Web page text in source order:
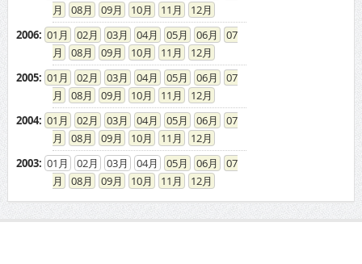
08
09 10 11
12
2006: 01 02 03 04 05 06
07
08
09 10 11
12
2005: 01 02 03 04 05 06
07
08
09 10 11
12
2004: 01 02 03 04 05 06
07
08
09 10 11
12
2003: 01 02 03 04 05 06
07
08
09 10 11 12